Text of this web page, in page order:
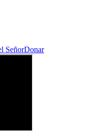
SeñorDonar